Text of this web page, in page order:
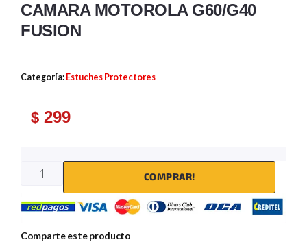
CAMARA MOTOROLA G60/G40
FUSION
Categoría: Estuches Protectores
$ 299
COMPRAR!
Comparte este producto